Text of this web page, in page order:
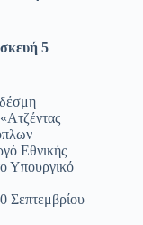
5
Εθνικής
Υπουργικό
Σεπτεμβρίου